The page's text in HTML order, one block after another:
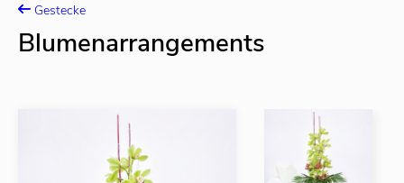
Gestecke
Blumenarrangements